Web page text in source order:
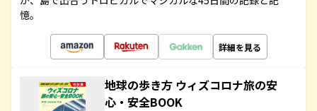
憶。
詳細を見る
地球の歩き方 ウィズコロナ旅の安
心・安全BOOK